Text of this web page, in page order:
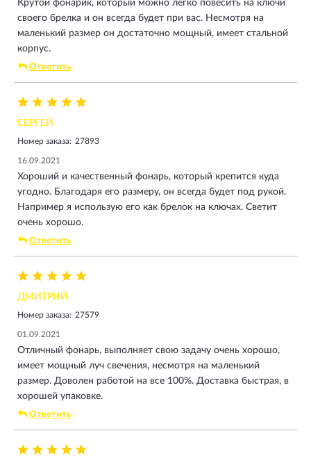
Крутой фонарик, который можно легко повесить на ключи
своего брелка и он всегда будет при вас. Несмотря на
маленький размер он достаточно мощный, имеет стальной
корпус.
Ответить
СЕРГЕЙ
Номер заказа: 27893
16.09.2021
Хороший и качественный фонарь, который крепится куда
угодно. Благодаря его размеру, он всегда будет под рукой.
Например я использую его как брелок на ключах. Светит
очень хорошо.
Ответить
ДМИТРИЙ
Номер заказа: 27579
01.09.2021
Отличный фонарь, выполняет свою задачу очень хорошо,
имеет мощный луч свечения, несмотря на маленький
размер. Доволен работой на все 100%. Доставка быстрая, в
хорошей упаковке.
Ответить